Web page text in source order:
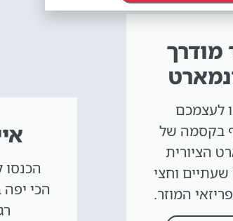
מודרך
לעצמכם
בקסמה של
הציורית
שעתיים וחצי
המוזר.
הכנסו
הכי יפה